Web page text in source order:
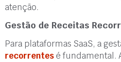
atenção.
Gestão de Receitas
Para plataformas SaaS, a
recorrentesé fundamental.